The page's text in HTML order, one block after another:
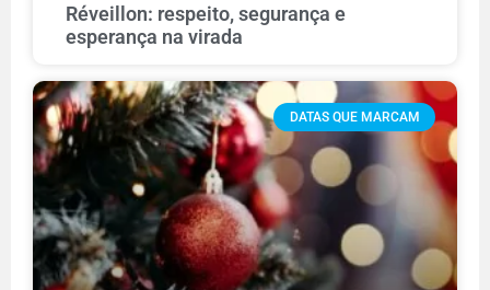
Réveillon: respeito, segurança e
esperança na virada
DATAS QUE MARCAM